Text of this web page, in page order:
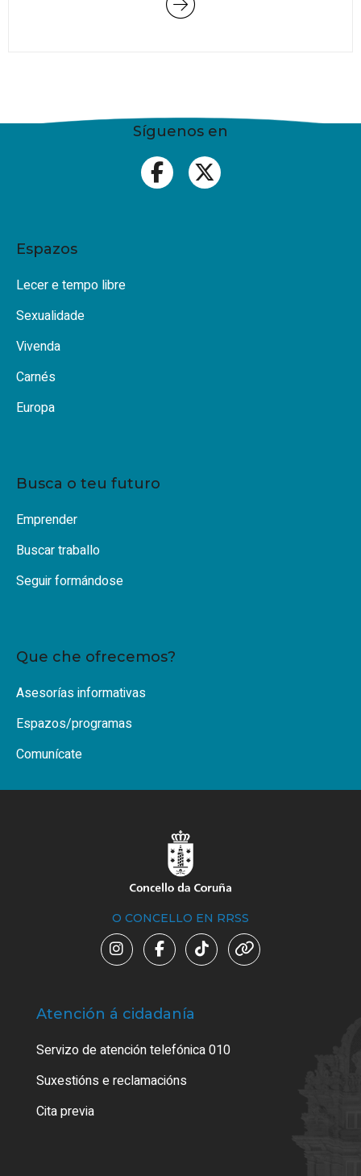
Síguenos en
Espazos
Lecer e tempo libre
Sexualidade
Vivenda
Carnés
Europa
Busca o teu futuro
Emprender
Buscar traballo
Seguir formándose
Que che ofrecemos?
Asesorías informativas
Espazos/programas
Comunícate
O CONCELLO EN RRSS
Atención á cidadanía
Servizo de atención telefónica 010
Suxestións e reclamacións
Cita previa